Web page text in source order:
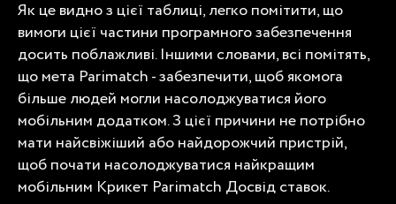
Як це видно з цієї таблиці, легко помітити, що
вимоги цієї частини програмного забезпечення
досить поблажливі. Іншими словами, всі помітять,
що мета Parimatch - забезпечити, щоб якомога
більше людей могли насолоджуватися його
мобільним додатком. З цієї причини не потрібно
мати найсвіжіший або найдорожчий пристрій,
щоб почати насолоджуватися найкращим
мобільним Крикет Parimatch Досвід ставок.